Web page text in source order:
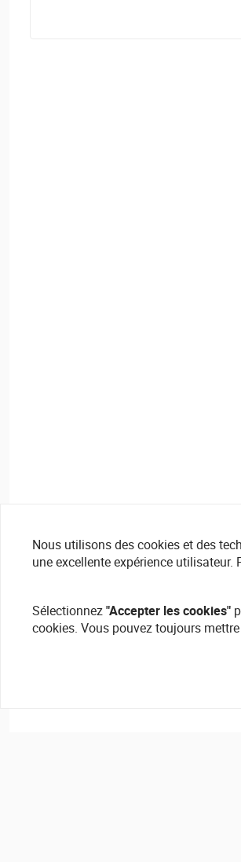
Nous utilisons des cookies et des
une excellente expérience
Sélectionnez"Accepter les cookies"
cookies. Vous pouvez toujours